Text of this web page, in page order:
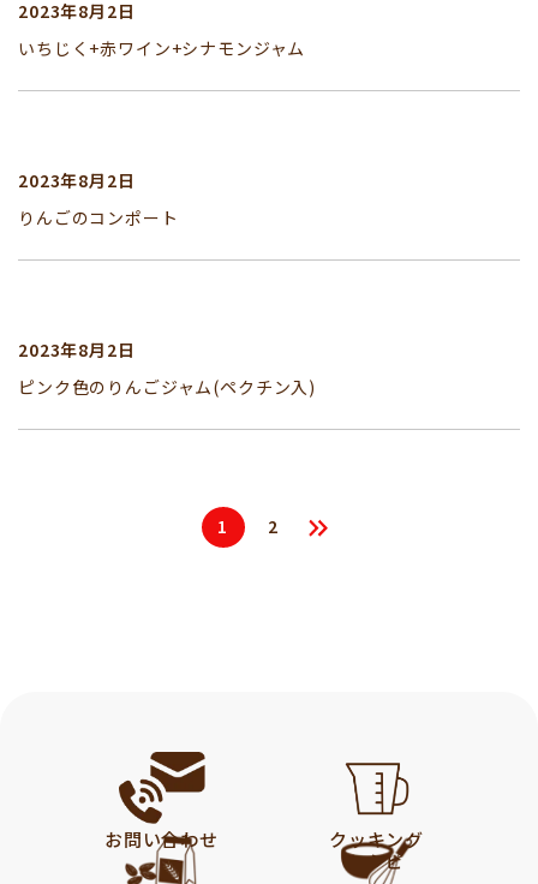
2023年8月2日
いちじく+赤ワイン+シナモンジャム
2023年8月2日
りんごのコンポート
2023年8月2日
ピンク色のりんごジャム(ペクチン入)
1 2
お問い合わせ
クッキング
レシピ